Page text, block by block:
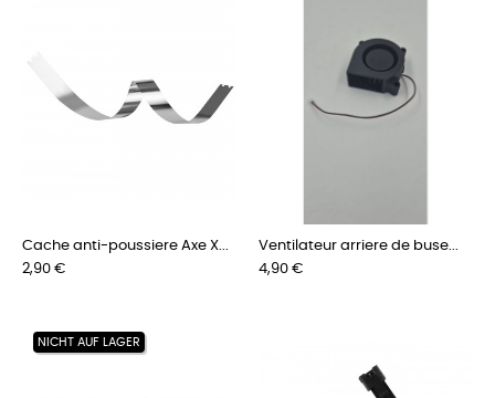
Cache anti-poussiere Axe X...
Preis
2,90 €
Ventilateur arriere de buse...
Preis
4,90 €
NICHT AUF LAGER